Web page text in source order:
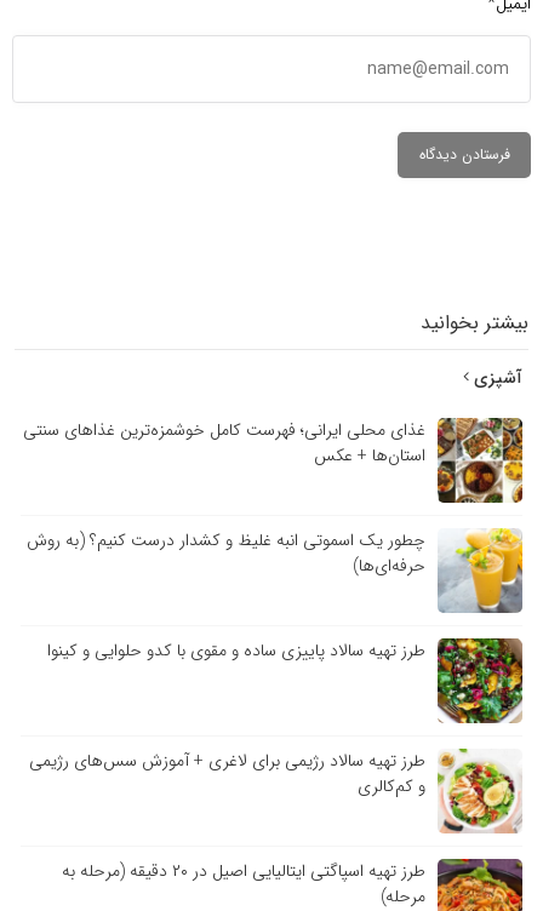
بیشتر بخوانید
آشپزی
غذای محلی ایرانی؛ فهرست کامل خوشمزه‌ترین غذاهای سنتی
استان‌ها + عکس
چطور یک اسموتی انبه غلیظ و کشدار درست کنیم؟ (به روش
حرفه‌ای‌ها)
طرز تهیه سالاد پاییزی ساده و مقوی با کدو حلوایی و کینوا
طرز تهیه سالاد رژیمی برای لاغری + آموزش سس‌های رژیمی
و کم‌کالری
طرز تهیه اسپاگتی ایتالیایی اصیل در ۲۰ دقیقه (مرحله به
مرحله)